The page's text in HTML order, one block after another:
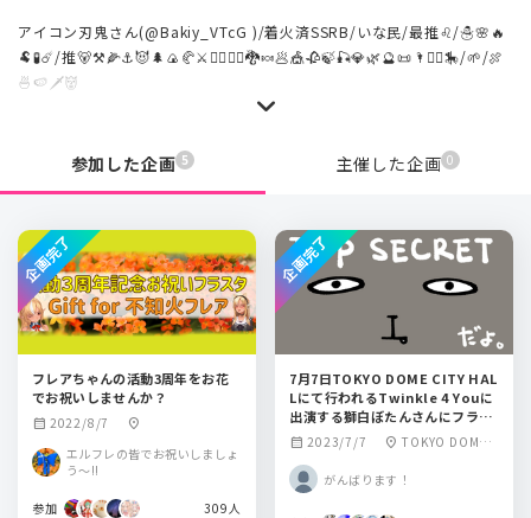
アイコン刃鬼さん(@Bakiy_VTcG )/着火済SSRB/いな民/最推♌/☃️🌸🔥
🐏🧪☄️/推🐻⚒🌽⚓😈🌲🍙🥐⚔🏴‍☠️👯‍♀️🐉🍬🥟🎪🥀🍃🎣💎🌿🔮📜🌂❤️‍🔥🎠/🌱/🍖
🍜🍉🗡👹
参加した企画 5 主催した企画 0
フレアちゃんの活動3周年をお花
でお祝いしませんか？
calendar_month 2022/8/7 location_on
エルフレの皆でお祝いしましょ
う～!!
参加 309人
企画完了
7月7日TOKYO DOME CITY HAL
Lにて行われるTwinkle 4 Youに
出演する獅白ぼたんさんにフラス
タを送りませんか？
calendar_month 2023/7/7 location_on TOKYO DOME
ームシティホール)
がんばります！
企画完了